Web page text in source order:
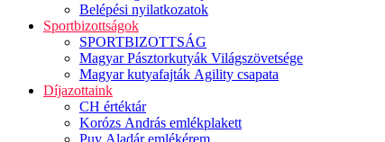
Belépési nyilatkozatok
Sportbizottságok
SPORTBIZOTTSÁG
Magyar Pásztorkutyák Világszövetsége
Magyar kutyafajták Agility csapata
Díjazottaink
CH értéktár
Korózs András emlékplakett
Puy Aladár emlékérem